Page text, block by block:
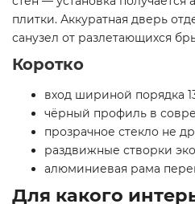
плитки. Аккуратная дверь
санузел от разлетающихся
Коротко
вход шириной порядка
чёрный профиль в
прозрачное стекло не
раздвижные створки
алюминиевая рама
Для какого